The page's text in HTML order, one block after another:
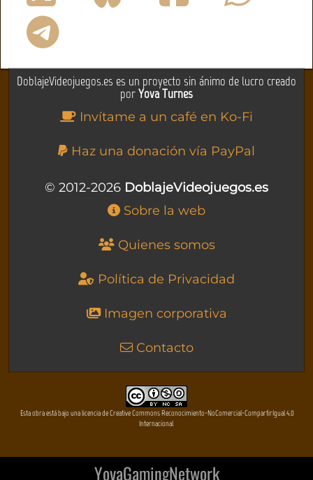
DoblajeVideojuegos.es es un proyecto sin ánimo de lucro creado
porYova Turnes
Invítame a un café en Ko-Fi
Haz una donación vía PayPal
© 2012-2026 DoblajeVideojuegos.es
Sobre la web
Quienes somos
Política de Privacidad
Imagen corporativa
Contacto
Esta obra está bajo una licencia de Creative Commons Reconocimiento-NoComercial-CompartirIgual 4.0
Internacional
YovaGamingNetwork